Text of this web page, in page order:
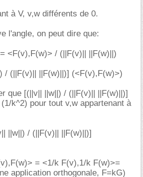
à V, v,w différents de 0.
l'angle, on peut dire que:
<F(v),F(w)> / (||F(v)|| ||F(w)||)
/ (||F(v)|| ||F(w)||)] (<F(v),F(w)>)
que [(||v|| ||w||) / (||F(v)|| ||F(w)||)]
k^2) pour tout v,w appartenant à
||w||) / (||F(v)|| ||F(w)||)]
= <1/k F(v),1/k F(w)>=
application orthogonale, F=kG)